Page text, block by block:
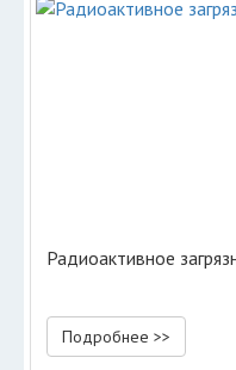
Радиоактивное
Подробнее >>